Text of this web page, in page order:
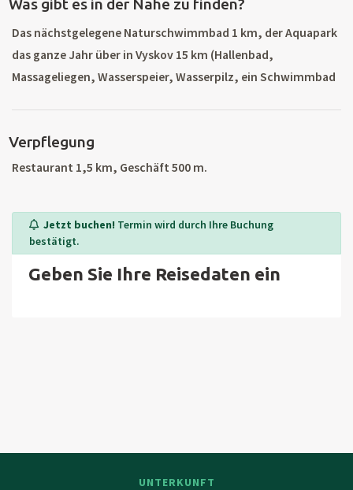
Was gibt es in der Nähe zu finden?
Das nächstgelegene Naturschwimmbad 1 km, der Aquapark
das ganze Jahr über in Vyskov 15 km (Hallenbad,
Massageliegen, Wasserspeier, Wasserpilz, ein Schwimmbad
20 km (die Schlucht Macocha, Punkevní Höhle, Catherine
Höhle, Höhle Balcarka, Sloupsko-Šošůvka), Adamov (Bull
Feriendorf Jedovnice, das Museum der Volksarchitektur
Senetářov.
Verpflegung
Restaurant 1,5 km, Geschäft 500 m.
Jetzt buchen! Termin wird durch Ihre Buchung
bestätigt.
Geben Sie Ihre Reisedaten ein
UNTERKUNFT